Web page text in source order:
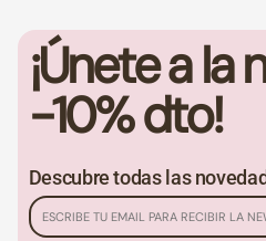
¡Únete a la
-10% dto!
Descubre todas las